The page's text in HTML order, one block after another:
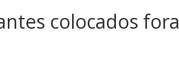
colocados fora